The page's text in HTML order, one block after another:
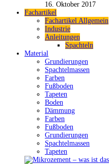
16. Oktober 2017
Fachartikel
Fachartikel Allgemein
Industrie
Anleitungen
Spachteln
Material
Grundierungen
Spachtelmassen
Farben
Fußboden
Tapeten
Boden
Dämmung
Farben
Fußboden
Grundierungen
Spachtelmassen
Tapeten